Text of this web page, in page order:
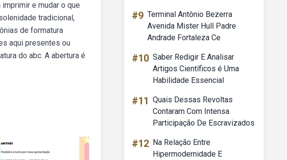
e mudar o que
tradicional,
de formatura
aqui presentes ou
do abc. A abertura é
#9 Terminal Antônio Bezerra
Avenida Mister Hull Padre
Andrade Fortaleza Ce
#10 Saber Redigir E Analisar
Artigos Científicos é Uma
Habilidade Essencial
#11 Quais Dessas Revoltas
Contaram Com Intensa
Participação De Escravizados
#12 Na Relação Entre
Hipermodernidade E